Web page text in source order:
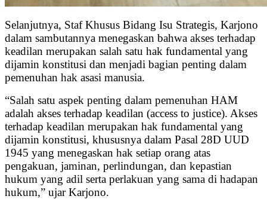
Selanjutnya, Staf Khusus Bidang Isu Strategis, Karjono
dalam sambutannya menegaskan bahwa akses terhadap
keadilan merupakan salah satu hak fundamental yang
dijamin konstitusi dan menjadi bagian penting dalam
pemenuhan hak asasi manusia.
“Salah satu aspek penting dalam pemenuhan HAM
adalah akses terhadap keadilan (access to justice). Akses
terhadap keadilan merupakan hak fundamental yang
dijamin konstitusi, khususnya dalam Pasal 28D UUD
1945 yang menegaskan hak setiap orang atas
pengakuan, jaminan, perlindungan, dan kepastian
hukum yang adil serta perlakuan yang sama di hadapan
hukum,” ujar Karjono.